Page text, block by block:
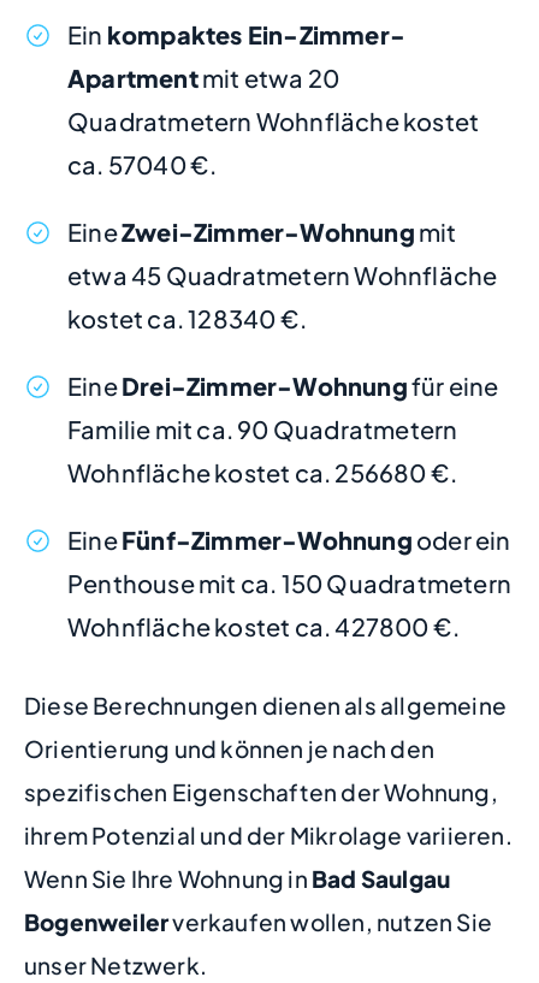
Ein kompaktes Ein-Zimmer-
Apartmentmit etwa 20
Quadratmetern Wohnfläche kostet
ca. 57040 €.
EineZwei-Zimmer-Wohnung mit
etwa 45 Quadratmetern Wohnfläche
kostet ca. 128340 €.
EineDrei-Zimmer-Wohnungfür eine
Familie mit ca. 90 Quadratmetern
Wohnfläche kostet ca. 256680 €.
EineFünf-Zimmer-Wohnung oder ein
Penthouse mit ca. 150 Quadratmetern
Wohnfläche kostet ca. 427800 €.
Diese Berechnungen dienen als allgemeine
Orientierung und können je nach den
spezifischen Eigenschaften der Wohnung,
ihrem Potenzial und der Mikrolage variieren.
Wenn Sie Ihre Wohnung in Bad Saulgau
Bogenweilerverkaufen wollen, nutzen Sie
unser Netzwerk.